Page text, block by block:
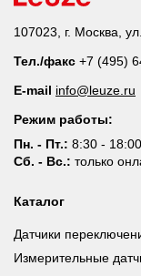
107023, г. Москва,
Тел./факс +7 (495)
E-mail info@leuze.ru
Режим работы:
Пн. - Пт.: 8:30 - 18:00
Сб. - Вс.: только
Каталог
Датчики
Измерительные